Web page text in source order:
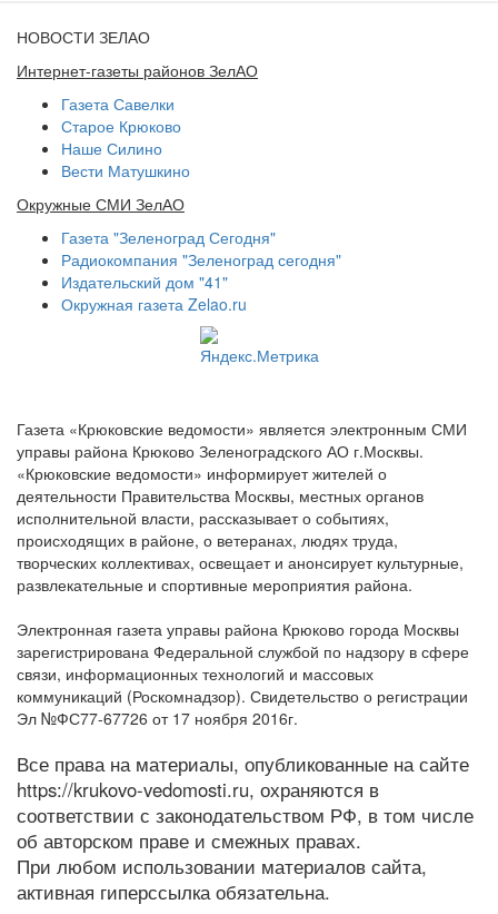
НОВОСТИ ЗЕЛАО
Интернет-газеты районов ЗелАО
Газета Савелки
Старое Крюково
Наше Силино
Вести Матушкино
Окружные СМИ ЗелАО
Газета "Зеленоград Сегодня"
Радиокомпания "Зеленоград сегодня"
Издательский дом "41"
Окружная газета Zelao.ru
Газета «Крюковские ведомости» является электронным СМИ
управы района Крюково Зеленоградского АО г.Москвы.
«Крюковские ведомости» информирует жителей о
деятельности Правительства Москвы, местных органов
исполнительной власти, рассказывает о событиях,
происходящих в районе, о ветеранах, людях труда,
творческих коллективах, освещает и анонсирует культурные,
развлекательные и спортивные мероприятия района.
Электронная газета управы района Крюково города Москвы
зарегистрирована Федеральной службой по надзору в сфере
связи, информационных технологий и массовых
коммуникаций (Роскомнадзор). Свидетельство о регистрации
Эл №ФС77-67726 от 17 ноября 2016г.
Все права на материалы, опубликованные на сайте
https://krukovo-vedomosti.ru, охраняются в
соответствии с законодательством РФ, в том числе
об авторском праве и смежных правах.
При любом использовании материалов сайта,
активная гиперссылка обязательна.